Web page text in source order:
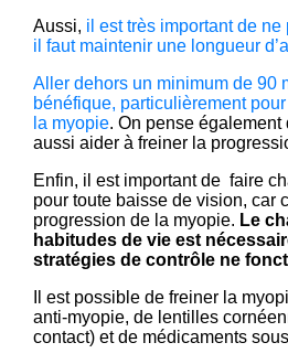
Aussi, il est très important de ne
il faut maintenir une longueur
Aller dehors un minimum de 90
bénéfique, particulièrement
la myopie. On pense également
aussi aider à freiner la
Enfin, il est important de faire
pour toute baisse de vision, car
progression de la myopie. Le
habitudes de vie est
stratégies de contrôle ne
Il est possible de freiner la
anti-myopie, de lentilles
contact) et de médicaments